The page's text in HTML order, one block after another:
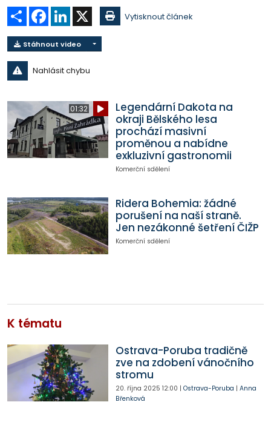
Sdílet Facebook
LinkedIn Vytisknout článek
Stáhnout video
Nahlásit chybu
01:32
Legendární Dakota na
okraji Bělského lesa
prochází masivní
proměnou a nabídne
exkluzivní gastronomii
Komerční sdělení
Ridera Bohemia: žádné
porušení na naší straně.
Jen nezákonné šetření ČIŽP
Komerční sdělení
K tématu
Ostrava-Poruba tradičně
zve na zdobení vánočního
stromu
20. října 2025 12:00 | Ostrava-Poruba | Anna
Břenková